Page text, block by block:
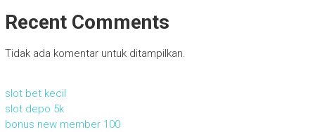
Recent Comments
Tidak ada komentar untuk ditampilkan.
slot bet kecil
slot depo 5k
bonus new member 100